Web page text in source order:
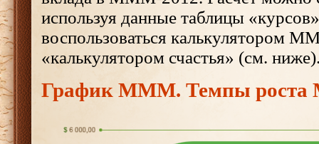
используя данные таблицы
воспользоваться калькулятором
«калькулятором счастья» (см.
График МММ. Темпы роста